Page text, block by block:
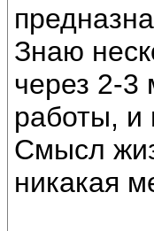
Знаю
через 2-3
работы, и
Смысл
никакая